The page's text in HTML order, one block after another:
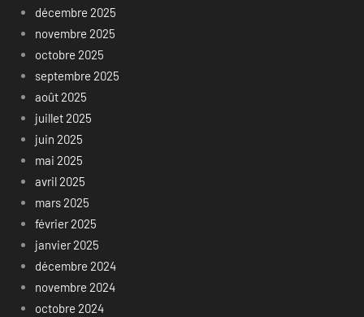
décembre 2025
novembre 2025
octobre 2025
septembre 2025
août 2025
juillet 2025
juin 2025
mai 2025
avril 2025
mars 2025
février 2025
janvier 2025
décembre 2024
novembre 2024
octobre 2024